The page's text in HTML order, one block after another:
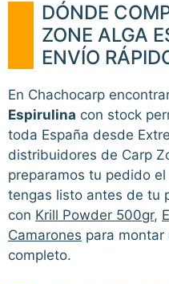
DÓNDE
ZONE ALGA
ENVÍO
En Chachocarp
Espirulina con stock
toda España desde
distribuidores de Carp
preparamos tu pedido
tengas listo antes de tu
con Krill Powder 500gr,
Camarones para
completo.